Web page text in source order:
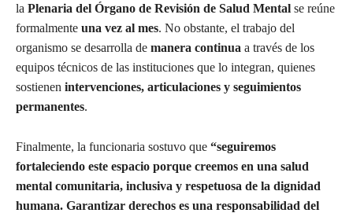
la Plenaria del Órgano de Revisión de Salud Mental se reúne
formalmente una vez al mes. No obstante, el trabajo del
organismo se desarrolla de manera continua a través de los
equipos técnicos de las instituciones que lo integran, quienes
sostienen intervenciones, articulaciones y seguimientos
permanentes.
Finalmente, la funcionaria sostuvo que “seguiremos
fortaleciendo este espacio porque creemos en una salud
mental comunitaria, inclusiva y respetuosa de la dignidad
humana. Garantizar derechos es una responsabilidad del